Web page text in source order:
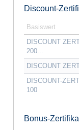
Discount-
Basiswert
DISCOUNT
200...
DISCOUNT
DISCOUNT-
100
Bonus-